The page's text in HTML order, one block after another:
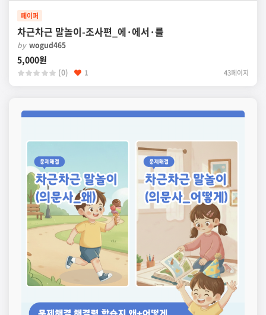
페이퍼
차근차근 말놀이-조사편_에·에서·를
by wogud465
5,000원
(0) 1 43페이지